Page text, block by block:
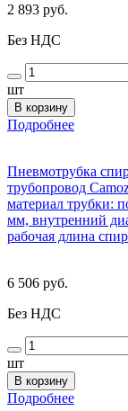
2 893 руб.
Без НДС
шт
В корзину
Подробнее
Пневмотрубка
трубопровод
материал трубки:
мм, внутренний
рабочая длина
6 506 руб.
Без НДС
шт
В корзину
Подробнее